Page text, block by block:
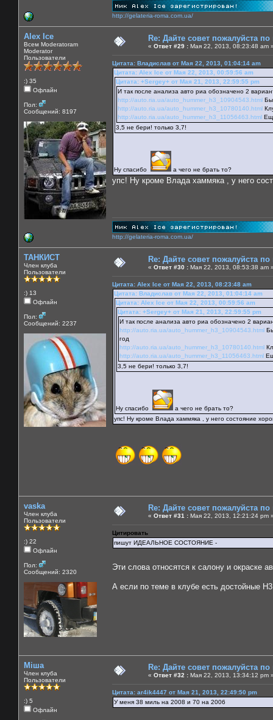
http://gelateria-roma.com.ua/
Alex Ice
Всем Moderatoram
Moderator
Пользователи
:) 35
Офлайн
Пол:
Сообщений: 8197
Re: Дайте совет пожалуйста
« Ответ #29 : Мая 22, 2013, 08:23:48 am
Цитата: Владислав от Мая 22, 2013, 01:04:14 am
Цитата: Alex Ice от Мая 22, 2013, 00:59:56 am
Цитата: +Sergey+ от Мая 21, 2013, 22:59:55 pm
И так после анализа авто риа обозначено 2
http://auto.ria.ua/auto_hummer_h3_10904543.html
http://auto.ria.ua/auto_hummer_h3_10780140.html
http://auto.ria.ua/auto_hummer_h3_11056463.html
3,5 не бери! только 3,7!
Ну спасибо а чего не брать то?
упс! Ну кроме Влада хаммяка , у него
http://gelateria-roma.com.ua/
ТАНКИСТ
Член клуба
Пользователи
:) 13
Офлайн
Пол:
Сообщений: 2237
Re: Дайте совет пожалуйста
« Ответ #30 : Мая 22, 2013, 08:53:38 am
Цитата: Alex Ice от Мая 22, 2013, 08:23:48 am
Цитата: Владислав от Мая 22, 2013, 01:04:14 am
Цитата: Alex Ice от Мая 22, 2013, 00:59:56 am
Цитата: +Sergey+ от Мая 21, 2013, 22:59:55 pm
И так после анализа авто риа обозначено 2
http://auto.ria.ua/auto_hummer_h3_10904543.html
год
http://auto.ria.ua/auto_hummer_h3_10780140.html
http://auto.ria.ua/auto_hummer_h3_11056463.html
3,5 не бери! только 3,7!
Ну спасибо
а чего не брать то?
упс! Ну кроме Влада хаммяка , у него состояние
vaska
Член клуба
Пользователи
:) 22
Офлайн
Пол:
Сообщений: 2320
Re: Дайте совет пожалуйста
« Ответ #31 : Мая 22, 2013, 12:21:24 pm
Цитировать
пишут ИДЕАЛЬНОЕ СОСТОЯНИЕ -
Эти слова относятся к салону и окраске
А если по теме в клубе есть достойные
Міша
Член клуба
Пользователи
:) 5
Офлайн
Re: Дайте совет пожалуйста
« Ответ #32 : Мая 22, 2013, 13:34:12 pm
Цитата: ar4ik4447 от Мая 21, 2013, 22:49:50 pm
У меня 38 миль на 2008 и 70 на 2006